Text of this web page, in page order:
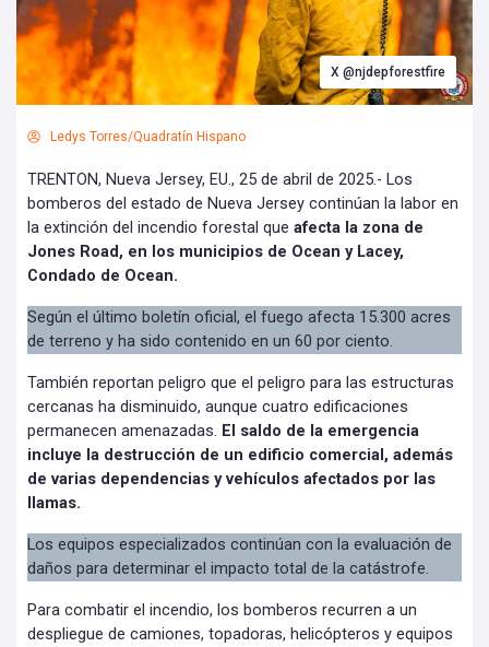
X @njdepforestfire
Ledys Torres/Quadratín Hispano
TRENTON, Nueva Jersey, EU., 25 de abril de 2025.- Los
bomberos del estado de Nueva Jersey continúan la labor en
la extinción del incendio forestal que afecta la zona de
Jones Road, en los municipios de Ocean y Lacey,
Condado de Ocean.
Según el último boletín oficial, el fuego afecta 15.300 acres
de terreno y ha sido contenido en un 60 por ciento.
También reportan peligro que el peligro para las estructuras
cercanas ha disminuido, aunque cuatro edificaciones
permanecen amenazadas. El saldo de la emergencia
incluye la destrucción de un edificio comercial, además
de varias dependencias y vehículos afectados por las
llamas.
Los equipos especializados continúan con la evaluación de
daños para determinar el impacto total de la catástrofe.
Para combatir el incendio, los bomberos recurren a un
despliegue de camiones, topadoras, helicópteros y equipos